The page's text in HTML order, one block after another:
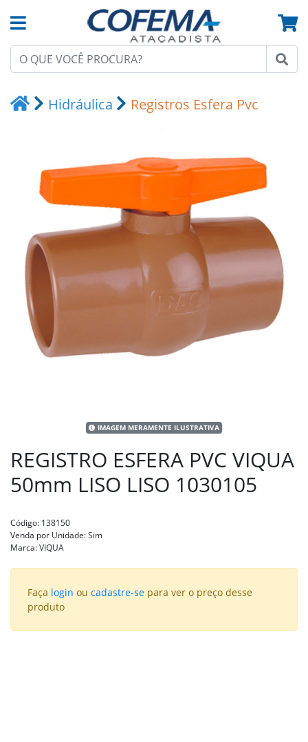
Hidráulica Registros Esfera Pvc
IMAGEM MERAMENTE ILUSTRATIVA
REGISTRO ESFERA PVC VIQUA
50mm LISO LISO 1030105
Código: 138150
Venda por Unidade:Sim
Marca:VIQUA
Faça login ou cadastre-se para ver o preço desse
produto